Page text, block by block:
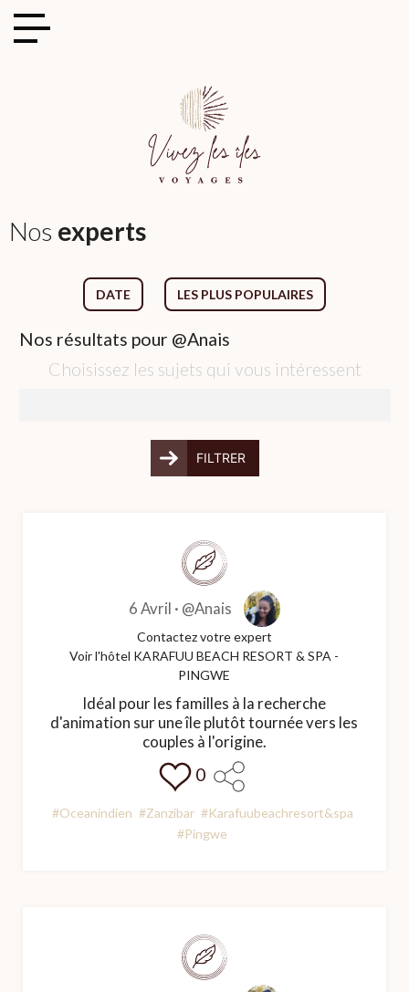
Nos experts
DATE LES PLUS POPULAIRES
Nos résultats pour @Anais
Choisissez les sujets qui vous intéressent
FILTRER
6 Avril · @Anais
Contactez votre expert
Voir l'hôtel KARAFUU BEACH RESORT & SPA -
PINGWE
Idéal pour les familles à la recherche
d'animation sur une île plutôt tournée vers les
couples à l'origine.
0
#Oceanindien #Zanzibar #Karafuubeachresort&spa
#Pingwe